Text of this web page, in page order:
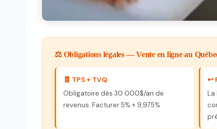
⚖️ Obligations légales — Vente en ligne au
🧾 TPS + TVQ
Obligatoire dès 30 000$/an de
revenus. Facturer 5% + 9,975%
↩️
La